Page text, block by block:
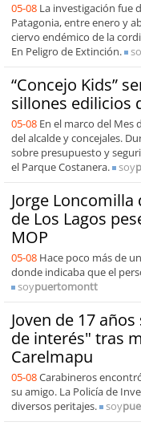
05-08 La investigación fue
Patagonia, entre enero y
ciervo endémico de la
En Peligro de Extinción.
“Concejo Kids”
sillones edilicios
05-08 En el marco del Mes
del alcalde y concejales.
sobre presupuesto y
el Parque Costanera.
soy
Jorge
de Los Lagos
MOP
05-08 Hace poco más de
donde indicaba que el
soypuertomontt
Joven de 17
de interés" tras
Carelmapu
05-08Carabineros
su amigo. La Policía de
diversos peritajes.
soy